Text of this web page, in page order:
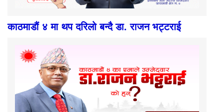
काठमाडौं ४ मा थप दरिलो बन्दै डा. राजन भट्टराई